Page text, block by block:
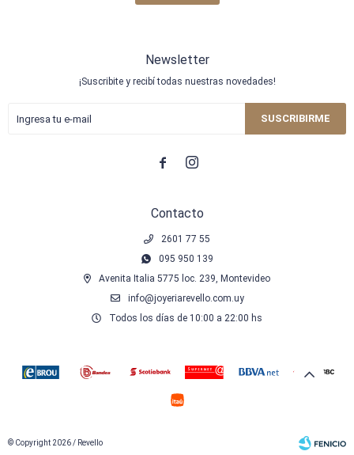
Contacto
2601 77 55
095 950 139
Avenita Italia 5775 loc. 239, Montevideo
info@joyeriarevello.com.uy
Todos los días de 10:00 a 22:00 hs
Newsletter
¡Suscribite y recibí todas nuestras novedades!
SUSCRIBIRME
 
© Copyright 2026 / Revello